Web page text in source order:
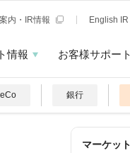
内・IR情報 English IR
情報 お客様サポート
銀行
マーケッ